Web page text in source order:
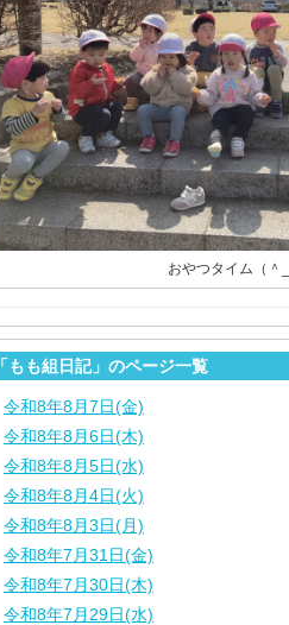
おやつタイム（
「もも組日記」のページ一覧
令和8年8月7日(金)
令和8年8月6日(木)
令和8年8月5日(水)
令和8年8月4日(火)
令和8年8月3日(月)
令和8年7月31日(金)
令和8年7月30日(木)
令和8年7月29日(水)